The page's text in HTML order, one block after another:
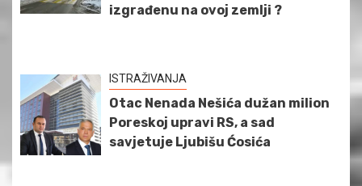
izgrađenu na ovoj zemlji ?
ISTRAŽIVANJA
Otac Nenada Nešića dužan milion
Poreskoj upravi RS, a sad
savjetuje Ljubišu Ćosića